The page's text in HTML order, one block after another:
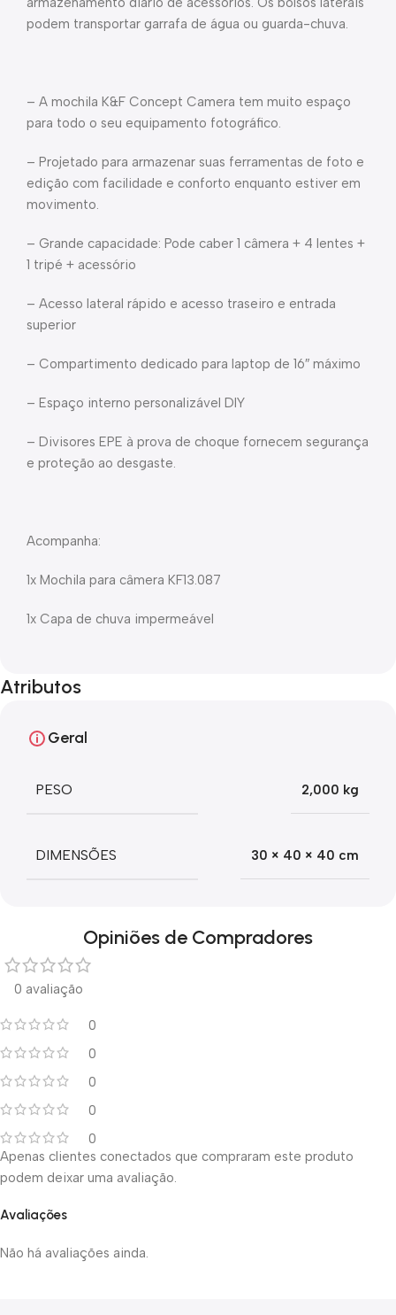
podem transportar garrafa de água ou guarda-chuva.
– A mochila K&F Concept Camera tem muito espaço
para todo o seu equipamento fotográfico.
– Projetado para armazenar suas ferramentas de foto e
edição com facilidade e conforto enquanto estiver em
movimento.
– Grande capacidade: Pode caber 1 câmera + 4 lentes +
1 tripé + acessório
– Acesso lateral rápido e acesso traseiro e entrada
superior
– Compartimento dedicado para laptop de 16″ máximo
– Espaço interno personalizável DIY
– Divisores EPE à prova de choque fornecem segurança
e proteção ao desgaste.
Acompanha:
1x Mochila para câmera KF13.087
1x Capa de chuva impermeável
Atributos
Geral
PESO 2,000 kg
DIMENSÕES 30 × 40 × 40 cm
Opiniões de Compradores
0 avaliação
0
0
0
0
0
Avaliações
Não há avaliações ainda.
Apenas clientes conectados que compraram este produto
podem deixar uma avaliação.